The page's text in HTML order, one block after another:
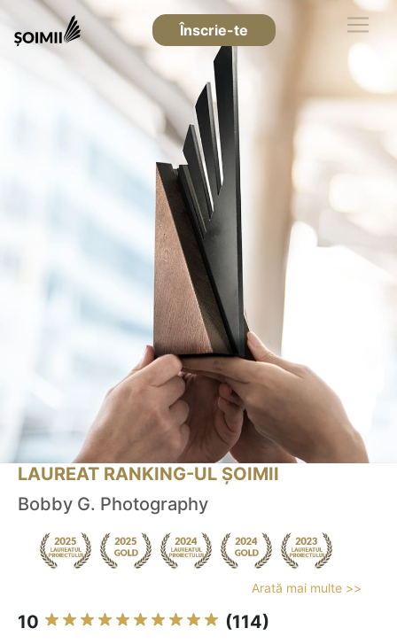
Înscrie-te
LAUREAT RANKING-UL ȘOIMII
Bobby G. Photography
Arată mai multe >>
10 (114)